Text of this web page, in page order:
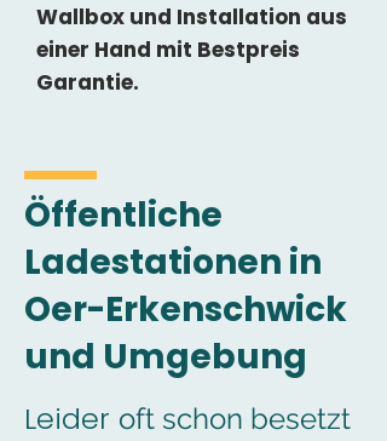
Wallbox und Installation aus
einer Hand mit Bestpreis
Garantie.
Öffentliche
Ladestationen in
Oer-Erkenschwick
und Umgebung
Leider oft schon besetzt